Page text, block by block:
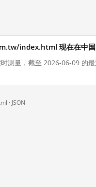
index.html 现在在中国
测量，截至 2026-06-09
· JSON